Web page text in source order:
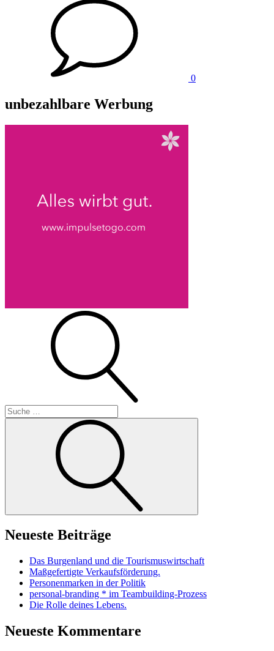
0
unbezahlbare Werbung
Neueste Beiträge
Das Burgenland und die Tourismuswirtschaft
Maßgefertigte Verkaufsförderung.
Personenmarken in der Politik
personal-branding * im Teambuilding-Prozess
Die Rolle deines Lebens.
Neueste Kommentare